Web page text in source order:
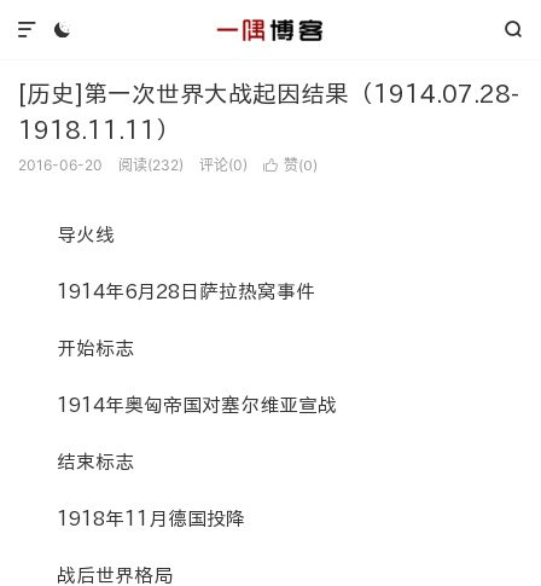
 

[历史]第一次世界大战起因结果（1914.07.28-
1918.11.11）
2016-06-20 阅读(232) 评论(0)  赞(0)
导火线
1914年6月28日萨拉热窝事件
开始标志
1914年奥匈帝国对塞尔维亚宣战
结束标志
1918年11月德国投降
战后世界格局